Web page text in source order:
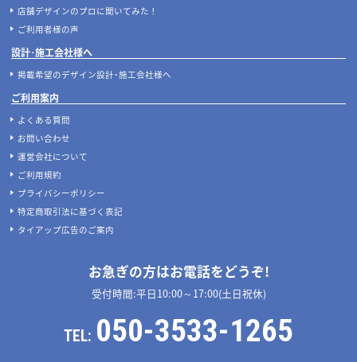
店舗デザインのプロに聞いてみた！
ご利用者様の声
設計･施工会社様へ
掲載希望のデザイン設計･施工会社様へ
ご利用案内
よくある質問
お問い合わせ
運営会社について
ご利用規約
プライバシーポリシー
特定商取引法に基づく表記
タイアップ広告のご案内
お急ぎの方はお電話をどうぞ!
受付時間:平日10:00～17:00(土日祝休)
TEL: 050-3533-1265